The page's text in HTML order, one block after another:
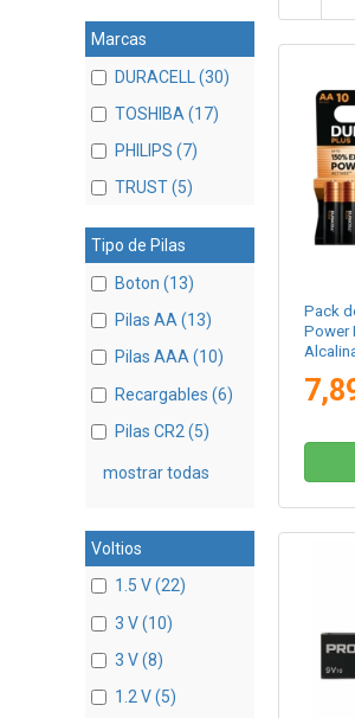
Marcas
DURACELL (30)
TOSHIBA (17)
PHILIPS (7)
TRUST (5)
Tipo de Pilas
Boton (13)
Pilas AA (13)
Pilas AAA (10)
Recargables (6)
Pilas CR2 (5)
mostrar todas
Voltios
1.5 V (22)
3 V (10)
3 V (8)
1.2 V (5)
Pack
Power